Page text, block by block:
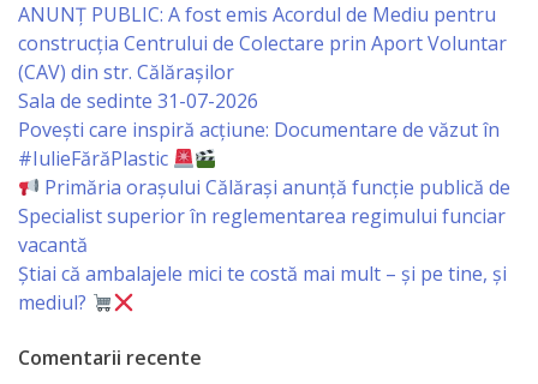
Proiecte
de
decizii
Deciziile
Consiliului
Consiliul
ANUNȚ PUBLIC: A fost emis Acordul de Mediu pentru
construcția Centrului de Colectare prin Aport Voluntar
(CAV) din str. Călărașilor
Sala de sedinte 31-07-2026
Povești care inspiră acțiune: Documentare de văzut în
#IulieFărăPlastic
Primăria orașului Călărași anunță funcție publică de
Specialist superior în reglementarea regimului funciar
vacantă
Știai că ambalajele mici te costă mai mult – și pe tine, și
mediul?
Comentarii recente